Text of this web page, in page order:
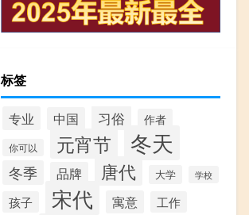
标签
专业 中国 习俗 作者
你可以 元宵节 冬天
冬季 品牌 唐代 大学 学校
孩子 宋代 寓意 工作